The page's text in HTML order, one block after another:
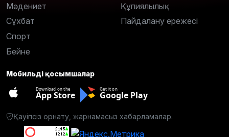
Мәдениет
Сұхбат
Спорт
Бейне
Құпиялылық
Пайдалану ережесі
Мобильді қосымшалар
Download on the
App Store
Get it on
Google Play
Қауіпсіз орнату, жарнамасыз хабарламалар.